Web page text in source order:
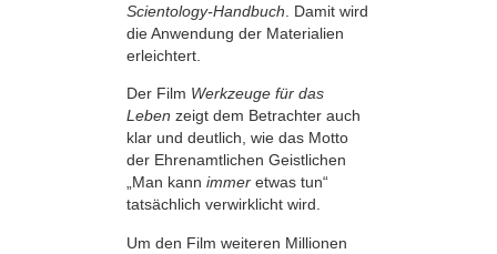
Scientology-Handbuch . Damit wird
die Anwendung der Materialien
erleichtert.
Der Film Werkzeuge für das
Leben zeigt dem Betrachter auch
klar und deutlich, wie das Motto
der Ehrenamtlichen Geistlichen
„Man kann immer etwas tun“
tatsächlich verwirklicht wird.
Um den Film weiteren Millionen